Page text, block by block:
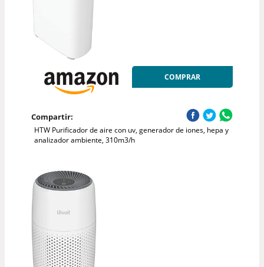
COMPRAR
Compartir:
HTW Purificador de aire con uv, generador de iones, hepa y
analizador ambiente, 310m3/h